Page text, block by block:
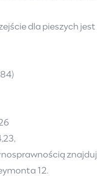
dla pieszych
12.